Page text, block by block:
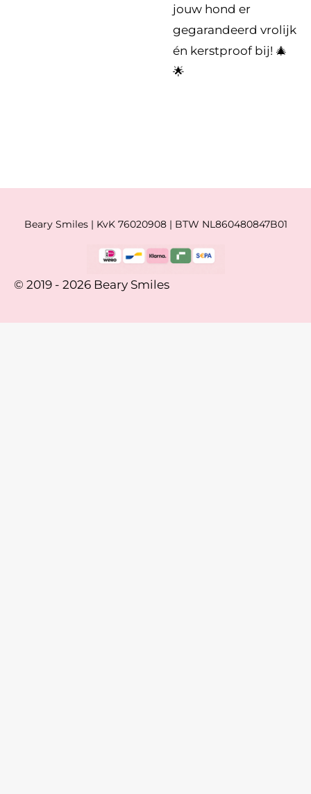
jouw hond er
gegarandeerd vrolijk
én kerstproof bij! 🎄
🌟
Beary Smiles | KvK 76020908 | BTW NL860480847B01
© 2019 - 2026 Beary Smiles